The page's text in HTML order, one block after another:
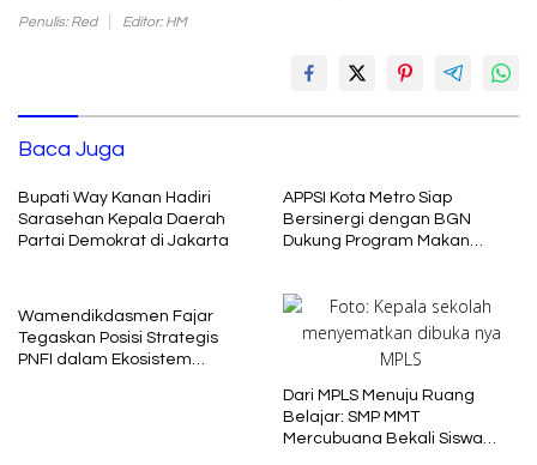
Penulis: Red Editor: HM
Baca Juga
Bupati Way Kanan Hadiri
Sarasehan Kepala Daerah
Partai Demokrat di Jakarta
APPSI Kota Metro Siap
Bersinergi dengan BGN
Dukung Program Makan
Wamendikdasmen Fajar
Tegaskan Posisi Strategis
PNFI dalam Ekosistem
Dari MPLS Menuju Ruang
Belajar: SMP MMT
Mercubuana Bekali Siswa